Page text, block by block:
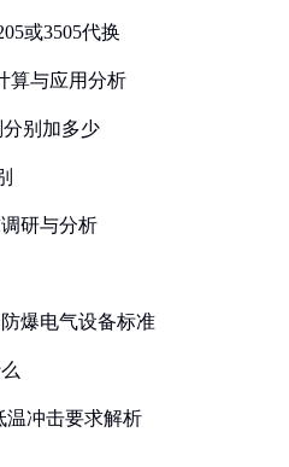
或3505代换
算与应用分析
分别加多少
研与分析
爆电气设备标准
温冲击要求解析